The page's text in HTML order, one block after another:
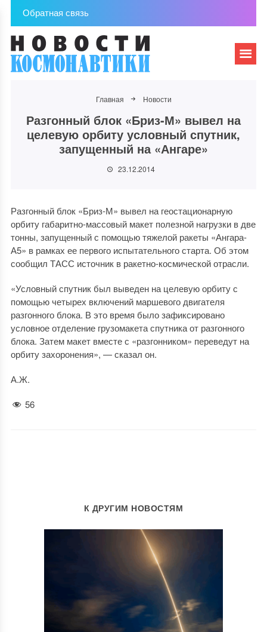
Обратная связь
Главная Новости
Разгонный блок «Бриз-М» вывел на
целевую орбиту условный спутник,
запущенный на «Ангаре»
23.12.2014
Разгонный блок «Бриз-М» вывел на геостационарную
орбиту габаритно-массовый макет полезной нагрузки в две
тонны, запущенный с помощью тяжелой ракеты «Ангара-
А5» в рамках ее первого испытательного старта. Об этом
сообщил ТАСС источник в ракетно-космической отрасли.
«Условный спутник был выведен на целевую орбиту с
помощью четырех включений маршевого двигателя
разгонного блока. В это время было зафиксировано
условное отделение грузомакета спутника от разгонного
блока. Затем макет вместе с «разгонником» переведут на
орбиту захоронения», — сказал он.
А.Ж.
56
К ДРУГИМ НОВОСТЯМ